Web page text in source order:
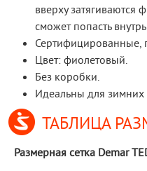
вверху затягиваются
сможет попасть
Сертифицированные,
Цвет: фиолетовый.
Без коробки.
Идеальны для зимних
ТАБЛИЦА
Размерная сетка Demar